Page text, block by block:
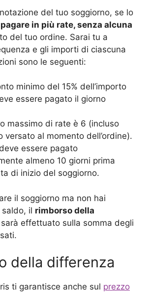
del tuo soggiorno, se lo
in più rate, senza alcuna
del tuo ordine. Sarai tu a
e gli importi di ciascuna
sono le seguenti:
minimo del 15% dell’importo
essere pagato il giorno
massimo di rate è 6 (incluso
versato al momento dell’ordine).
essere pagato
almeno 10 giorni prima
di inizio del soggiorno.
il soggiorno ma non hai
saldo, il rimborso della
sarà effettuato sulla somma degli
della differenza
ti garantisce anche sul prezzo